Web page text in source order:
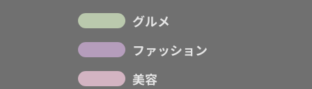
グルメ
ファッション
美容